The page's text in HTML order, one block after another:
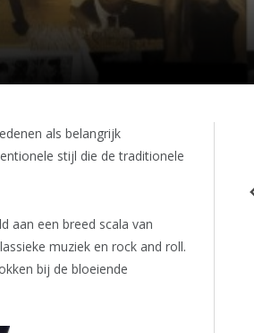
als belangrijk
stijl die de traditionele
aan een breed scala van
muziek en rock and roll.
bij de bloeiende